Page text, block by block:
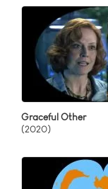
Graceful Other
(2020)